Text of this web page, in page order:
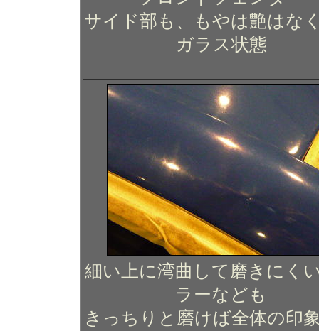
サイド部も、もやは艶はな
ガラス状態
細い上に湾曲して磨きにく
ラーなども
きっちりと磨けば全体の印